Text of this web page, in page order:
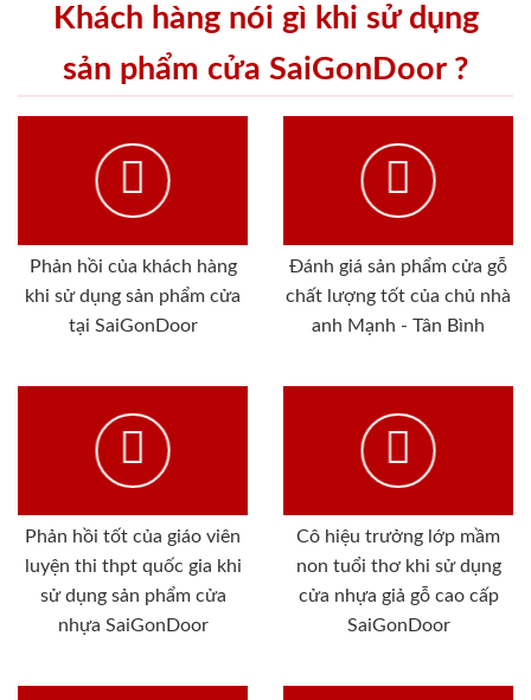
Khách hàng nói gì khi sử dụng
sản phẩm cửa SaiGonDoor ?
Phản hồi của khách hàng
khi sử dụng sản phẩm cửa
tại SaiGonDoor
Đánh giá sản phẩm cửa gỗ
chất lượng tốt của chủ nhà
anh Mạnh - Tân Bình
Phản hồi tốt của giáo viên
luyện thi thpt quốc gia khi
sử dụng sản phẩm cửa
nhựa SaiGonDoor
Cô hiệu trưởng lớp mầm
non tuổi thơ khi sử dụng
cửa nhựa giả gỗ cao cấp
SaiGonDoor